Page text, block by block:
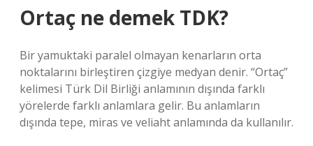
Ortaç ne demek TDK?
Bir yamuktaki paralel olmayan kenarların orta
noktalarını birleştiren çizgiye medyan denir. “Ortaç”
kelimesi Türk Dil Birliği anlamının dışında farklı
yörelerde farklı anlamlara gelir. Bu anlamların
dışında tepe, miras ve veliaht anlamında da kullanılır.